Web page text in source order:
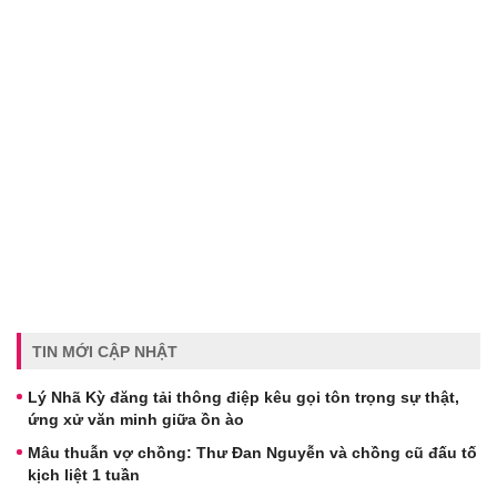
TIN MỚI CẬP NHẬT
Lý Nhã Kỳ đăng tải thông điệp kêu gọi tôn trọng sự thật,
ứng xử văn minh giữa ồn ào
Mâu thuẫn vợ chồng: Thư Đan Nguyễn và chồng cũ đấu tố
kịch liệt 1 tuần